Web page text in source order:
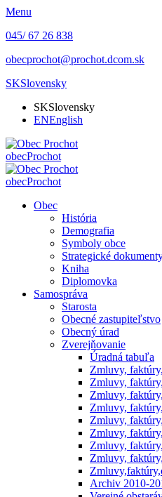
Menu
045/ 67 26 838
obecprochot@prochot.dcom.sk
SKSlovensky
SKSlovensky
ENEnglish
obecProchot
obecProchot
Obec
História
Demografia
Symboly obce
Strategické
Kniha
Diplomovka
Samospráva
Starosta
Obecné zastupiteľstvo
Obecný úrad
Zverejňovanie
Úradná tabuľa
Zmluvy,
Zmluvy,
Zmluvy,
Zmluvy,
Zmluvy,
Zmluvy,
Zmluvy,
Zmluvy,
Archiv 2010-